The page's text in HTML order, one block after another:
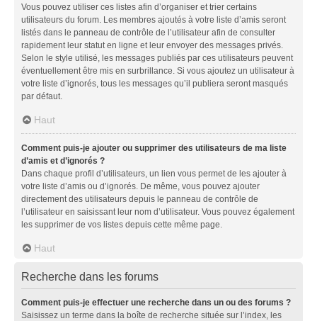
Vous pouvez utiliser ces listes afin d’organiser et trier certains
utilisateurs du forum. Les membres ajoutés à votre liste d’amis seront
listés dans le panneau de contrôle de l’utilisateur afin de consulter
rapidement leur statut en ligne et leur envoyer des messages privés.
Selon le style utilisé, les messages publiés par ces utilisateurs peuvent
éventuellement être mis en surbrillance. Si vous ajoutez un utilisateur à
votre liste d’ignorés, tous les messages qu’il publiera seront masqués
par défaut.
Haut
Comment puis-je ajouter ou supprimer des utilisateurs de ma liste
d’amis et d’ignorés ?
Dans chaque profil d’utilisateurs, un lien vous permet de les ajouter à
votre liste d’amis ou d’ignorés. De même, vous pouvez ajouter
directement des utilisateurs depuis le panneau de contrôle de
l’utilisateur en saisissant leur nom d’utilisateur. Vous pouvez également
les supprimer de vos listes depuis cette même page.
Haut
Recherche dans les forums
Comment puis-je effectuer une recherche dans un ou des forums ?
Saisissez un terme dans la boîte de recherche située sur l’index, les